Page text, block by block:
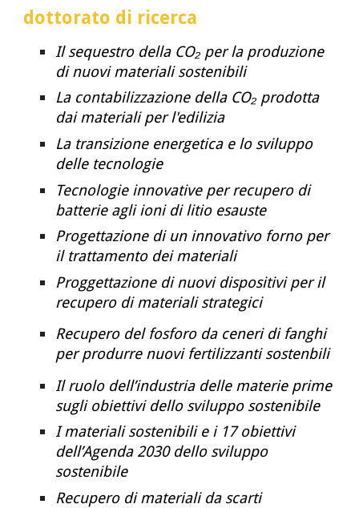
dottorato di ricerca
Il sequestro della CO₂ per la produzione
di nuovi materiali sostenibili
La contabilizzazione della CO₂ prodotta
dai materiali per l'edilizia
La transizione energetica e lo sviluppo
delle tecnologie
Tecnologie innovative per recupero di
batterie agli ioni di litio esauste
Progettazione di un innovativo forno per
il trattamento dei materiali
Proggettazione di nuovi dispositivi per il
recupero di materiali strategici
Recupero del fosforo da ceneri di fanghi
per produrre nuovi fertilizzanti sostenbili
Il ruolo dell’industria delle materie prime
sugli obiettivi dello sviluppo sostenibile
I materiali sostenibili e i 17 obiettivi
dell’Agenda 2030 dello sviluppo
sostenibile
Recupero di materiali da scarti